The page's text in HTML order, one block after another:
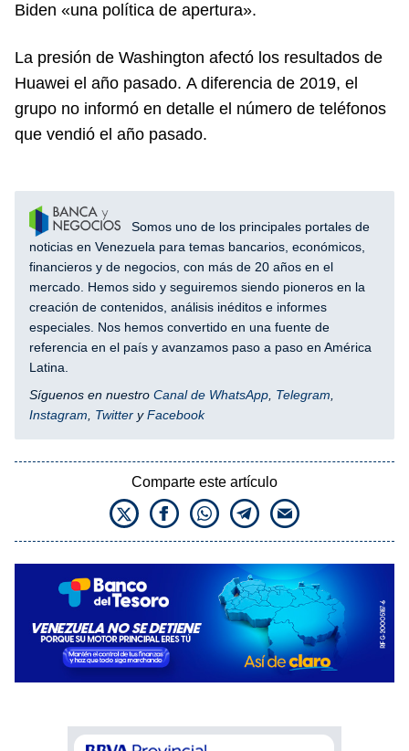
Biden «una política de apertura».
La presión de Washington afectó los resultados de
Huawei el año pasado. A diferencia de 2019, el
grupo no informó en detalle el número de teléfonos
que vendió el año pasado.
Somos uno de los principales portales de
noticias en Venezuela para temas bancarios, económicos,
financieros y de negocios, con más de 20 años en el
mercado. Hemos sido y seguiremos siendo pioneros en la
creación de contenidos, análisis inéditos e informes
especiales. Nos hemos convertido en una fuente de
referencia en el país y avanzamos paso a paso en América
Latina.
Síguenos en nuestro Canal de WhatsApp Telegram
Instagram
Twitter yFacebook
Comparte este artículo